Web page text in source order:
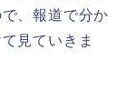
、報道で分か
見ていきま